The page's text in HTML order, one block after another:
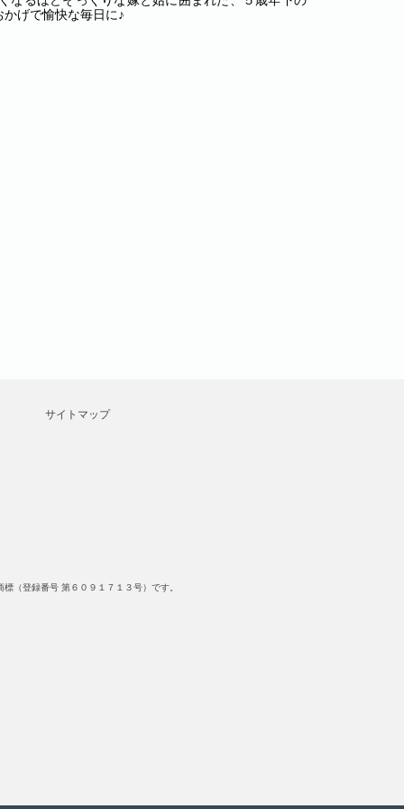
げで愉快な毎日に♪
サイトマップ
（登録番号 第６０９１７１３号）です。